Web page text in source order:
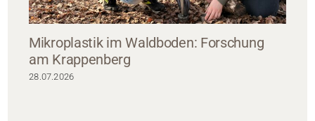
Mikroplastik im Waldboden: Forschung
am Krappenberg
28.07.2026